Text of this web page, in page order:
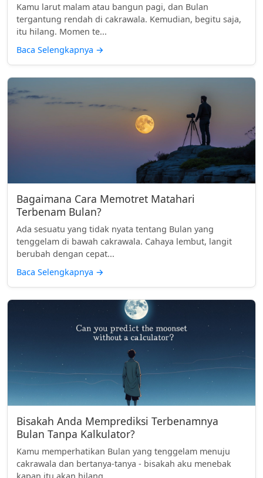
Kamu larut malam atau bangun pagi, dan Bulan
tergantung rendah di cakrawala. Kemudian, begitu saja,
itu hilang. Momen te...
Baca Selengkapnya →
Bagaimana Cara Memotret Matahari
Terbenam Bulan?
Ada sesuatu yang tidak nyata tentang Bulan yang
tenggelam di bawah cakrawala. Cahaya lembut, langit
berubah dengan cepat...
Baca Selengkapnya →
Bisakah Anda Memprediksi Terbenamnya
Bulan Tanpa Kalkulator?
Kamu memperhatikan Bulan yang tenggelam menuju
cakrawala dan bertanya-tanya - bisakah aku menebak